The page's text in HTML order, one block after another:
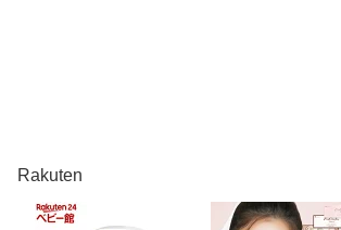
Rakuten